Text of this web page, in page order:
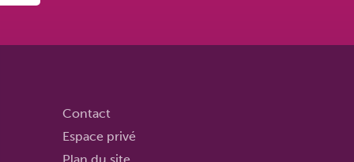
Contact
Espace privé
Plan du site